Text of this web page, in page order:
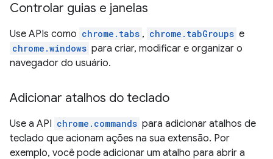
Controlar guias e janelas
Use APIs como chrome.tabs , chrome.tabGroups e
chrome.windows para criar, modificar e organizar o
navegador do usuário.
Adicionar atalhos do teclado
Use a API chrome.commands para adicionar atalhos de
teclado que acionam ações na sua extensão. Por
exemplo, você pode adicionar um atalho para abrir a